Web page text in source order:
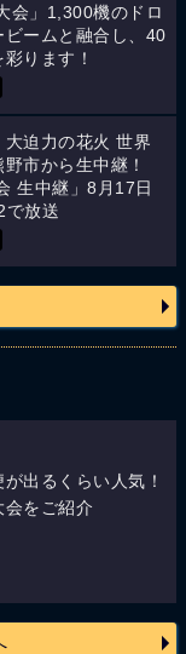
会」1,300機のドロ
ームと融合し、40
ります！
迫力の花火 世界
市から生中継！
生中継」8月17日
で放送
出るくらい人気！
会をご紹介